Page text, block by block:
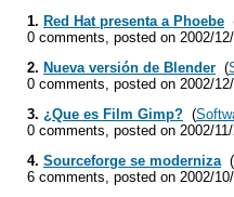
1. Red Hat presenta a Phoebe
0 comments, posted on 2002/
2. Nueva versión de Blender (
0 comments, posted on 2002/
3. ¿Que es Film Gimp? (
0 comments, posted on 2002/
4. Sourceforge se moderniza(
6 comments, posted on 2002/